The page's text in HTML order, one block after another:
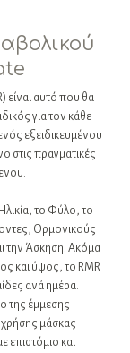
είναι αυτό που θα
για τον κάθε
εξειδικευμένου
στις πραγματικές
το Φύλο, το
Ορμονικούς
την Άσκηση. Ακόμα
και ύψος, το RMR
ανά ημέρα.
της έμμεσης
χρήσης μάσκας
και